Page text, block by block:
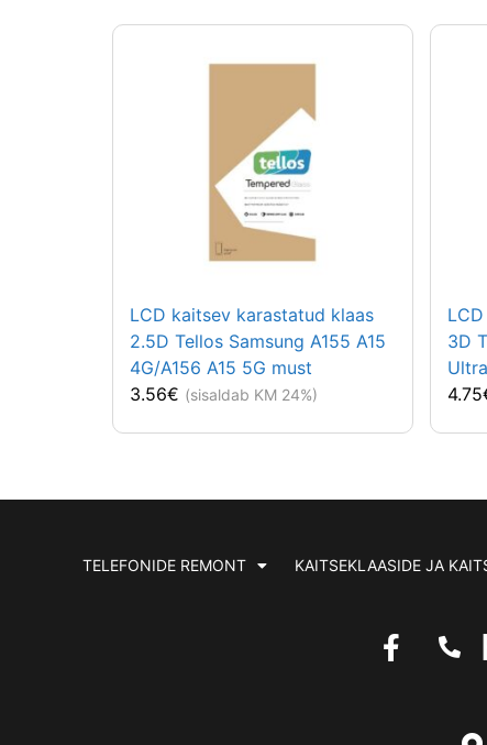
LCD kaitsev karastatud klaas
2.5D Tellos Samsung A155 A15
4G/A156 A15 5G must
3.56€ (sisaldab KM 24%)
3D
4.75
TELEFONIDE REMONT KAITSEKLAASIDE JA